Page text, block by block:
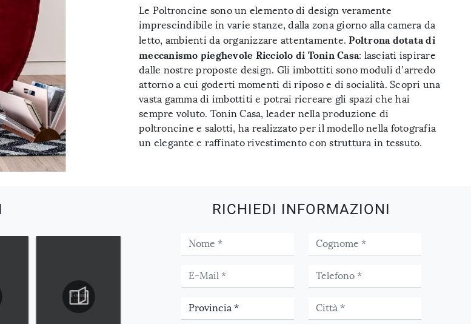
Le Poltroncine sono un elemento di design veramente
imprescindibile in varie stanze, dalla zona giorno alla camera da
letto, ambienti da organizzare attentamente.Poltrona dotata di
meccanismo pieghevole Ricciolo di Tonin Casa: lasciati ispirare
dalle nostre proposte design. Gli imbottiti sono moduli d’arredo
attorno a cui goderti momenti di riposo e di socialità. Scopri una
vasta gamma di imbottiti e potrai ricreare gli spazi che hai
sempre voluto. Tonin Casa, leader nella produzione di
poltroncine e salotti, ha realizzato per il modello nella fotografia
un elegante e raffinato rivestimento con struttura in tessuto.
RICHIEDI INFORMAZIONI